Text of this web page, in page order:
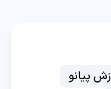
پیانو